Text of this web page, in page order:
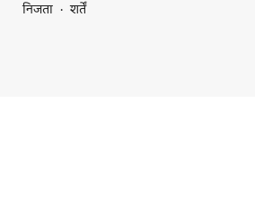
निजता
शर्तें